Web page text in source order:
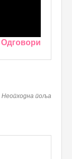
Одговори
Неопходна поља